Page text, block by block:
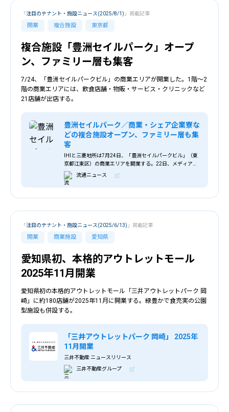
開業 複合施設 東京都
「注目のテナント・施設ニュース(2025/8/1) 」掲載記事
複合施設「豊洲セイルパーク」オープ
ン、ファミリー層も集客
7/24、「豊洲セイルパークビル」の商業エリアが開業した。1階～2
階の商業エリアには、飲食店舗・物販・サービス・クリニックなど
21店舗が出店する。
豊洲セイルパーク／商業・シェア企業寮な
どの複合施設オープン、ファミリー層も集
客
IHIと三菱地所は7月24日、「豊洲セイルパークビル」（東
京都江東区）の商業エリアを開業する。22日、メディア向
け内覧会を開催した。 ＜施設外観＞ かつて東京石川島造船
所（現：IHI）が立地し、日本の
流通ニュース
開業 商業施設 愛知県
「注目のテナント・施設ニュース(2025/6/13) 」掲載記事
愛知県初、本格的アウトレットモール
2025年11月開業
愛知県初の本格的アウトレットモール「三井アウトレットパーク 岡
崎」に約180店舗が2025年11月に開業する。緑豊かで食充実の公園
型施設も併設する。
「三井アウトレットパーク 岡崎」 2025年
11月開業
三井不動産 ニュースリリース
三井不動産グループ